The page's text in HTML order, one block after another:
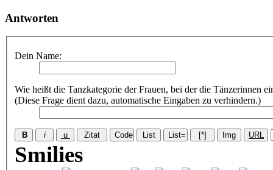
Antworten
Dein Name:
Wie heißt die Tanzkategorie der Frauen, bei der die Tänzerinnen
(Diese Frage dient dazu, automatische Eingaben zu verhindern.)
Smilies